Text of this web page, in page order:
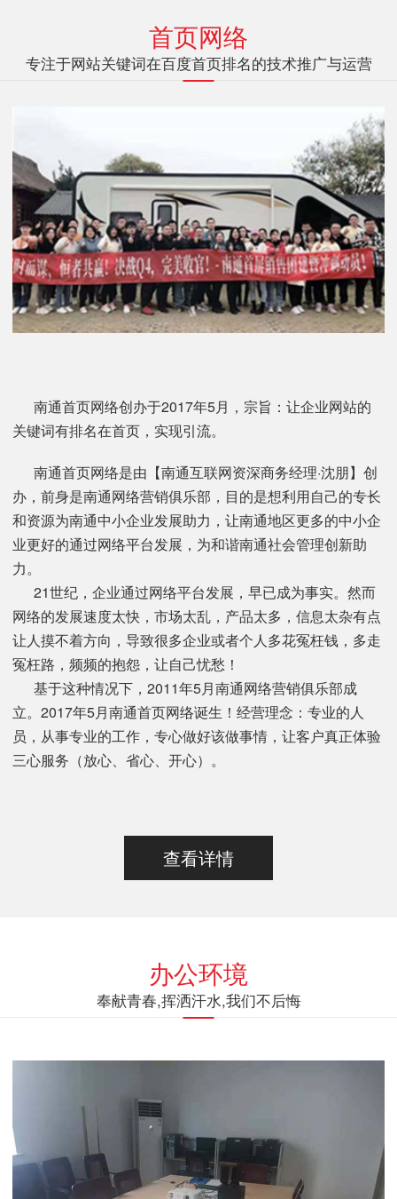
首页网络
专注于网站关键词在百度首页排名的技术推广与运营
南通首页网络创办于2017年5月，宗旨：让企业网站的
关键词有排名在首页，实现引流。
南通首页网络是由【南通互联网资深商务经理·沈朋】创
办，前身是南通网络营销俱乐部，目的是想利用自己的专长
和资源为南通中小企业发展助力，让南通地区更多的中小企
业更好的通过网络平台发展，为和谐南通社会管理创新助
力。
21世纪，企业通过网络平台发展，早已成为事实。然而
网络的发展速度太快，市场太乱，产品太多，信息太杂有点
让人摸不着方向，导致很多企业或者个人多花冤枉钱，多走
冤枉路，频频的抱怨，让自己忧愁！
基于这种情况下，2011年5月南通网络营销俱乐部成
立。2017年5月南通首页网络诞生！经营理念：专业的人
员，从事专业的工作，专心做好该做事情，让客户真正体验
三心服务（放心、省心、开心）。
查看详情
办公环境
奉献青春,挥洒汗水,我们不后悔